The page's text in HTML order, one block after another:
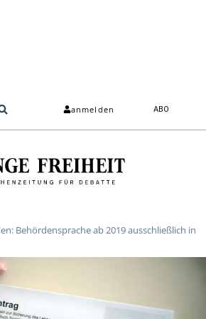
anmelden ABO
Behördensprache ab 2019 ausschließlich in